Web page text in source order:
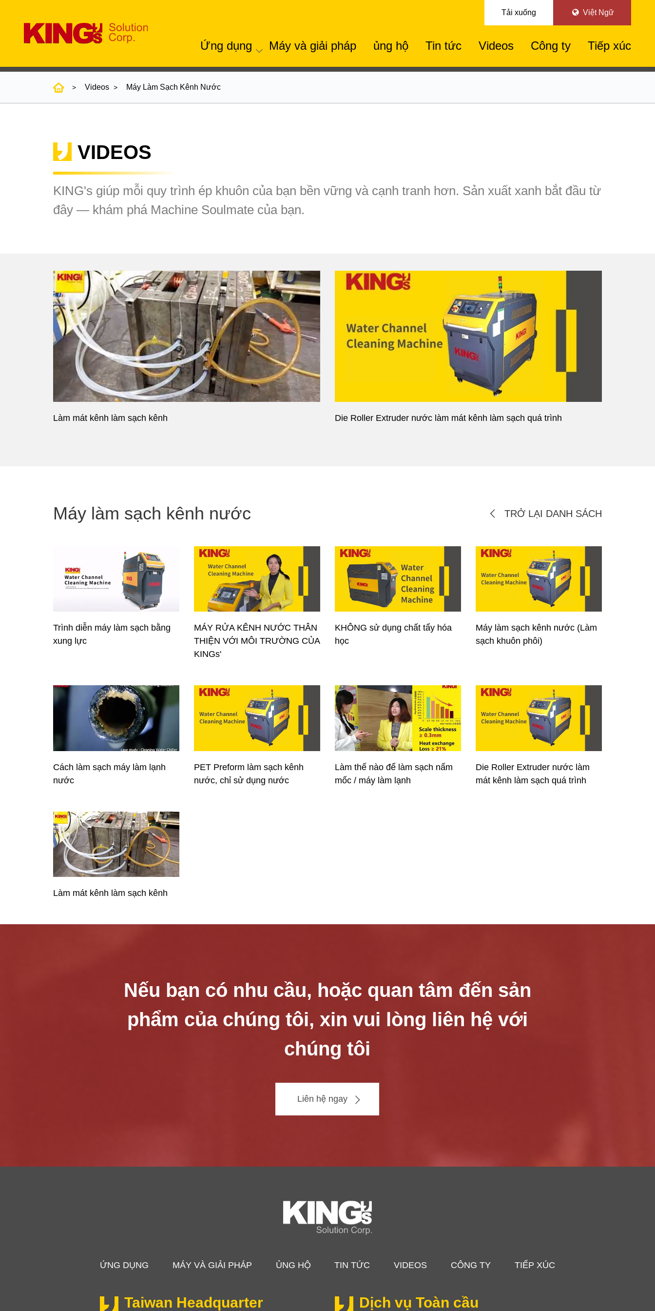
Tải xuống Việt Ngữ
Ứng dụng Máy và giải pháp ủng hộ Tin tức Videos Công ty Tiếp xúc
Videos Máy Làm Sạch Kênh Nước
VIDEOS
KING's giúp mỗi quy trình ép khuôn của bạn bền vững và cạnh tranh hơn. Sản xuất xanh bắt đầu từ
đây — khám phá Machine Soulmate của bạn.
Làm mát kênh làm sạch kênh Die Roller Extruder nước làm mát kênh làm sạch quá trình
Máy làm sạch kênh nước TRỞ LẠI DANH SÁCH
Trình diễn máy làm sạch bằng
xung lực
MÁY RỬA KÊNH NƯỚC THÂN
THIỆN VỚI MÔI TRƯỜNG CỦA
KINGs'
KHÔNG sử dụng chất tẩy hóa
học
Máy làm sạch kênh nước (Làm
sạch khuôn phôi)
Cách làm sạch máy làm lạnh
nước
PET Preform làm sạch kênh
nước, chỉ sử dụng nước
Làm thế nào để làm sạch nấm
mốc / máy làm lạnh
Die Roller Extruder nước làm
mát kênh làm sạch quá trình
Làm mát kênh làm sạch kênh
Nếu bạn có nhu cầu, hoặc quan tâm đến sản
phẩm của chúng tôi, xin vui lòng liên hệ với
chúng tôi
Liên hệ ngay
ỨNG DỤNG MÁY VÀ GIẢI PHÁP ỦNG HỘ TIN TỨC VIDEOS CÔNG TY TIẾP XÚC
Taiwan Headquarter Dịch vụ Toàn cầu